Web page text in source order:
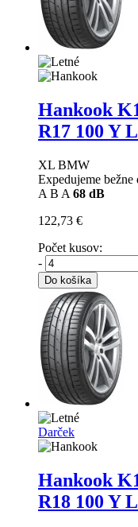
Hankook
R17 100 Y
XL BMW
Expedujeme bežne
A B A 68 dB
122,73 €
Počet kusov:
-
Do košíka
Darček
Hankook
R18 100 Y